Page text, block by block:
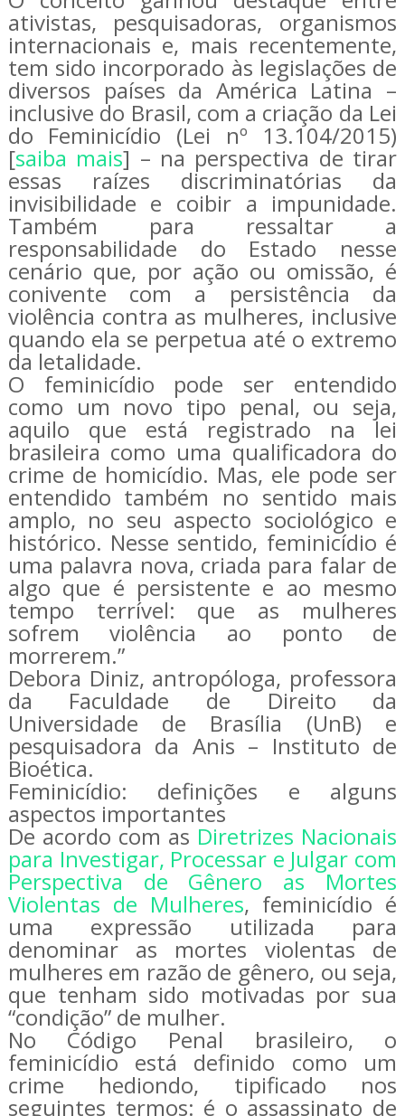
ativistas, pesquisadoras, organismos
internacionais e, mais recentemente,
tem sido incorporado às legislações de
diversos países da América Latina –
inclusive do Brasil, com a criação da Lei
do Feminicídio (Lei nº 13.104/2015)
[saiba mais] – na perspectiva de tirar
essas raízes discriminatórias da
invisibilidade e coibir a impunidade.
Também para ressaltar a
responsabilidade do Estado nesse
cenário que, por ação ou omissão, é
conivente com a persistência da
violência contra as mulheres, inclusive
quando ela se perpetua até o extremo
da letalidade.
O feminicídio pode ser entendido
como um novo tipo penal, ou seja,
aquilo que está registrado na lei
brasileira como uma qualificadora do
crime de homicídio. Mas, ele pode ser
entendido também no sentido mais
amplo, no seu aspecto sociológico e
histórico. Nesse sentido, feminicídio é
uma palavra nova, criada para falar de
algo que é persistente e ao mesmo
tempo terrível: que as mulheres
sofrem violência ao ponto de
morrerem.”
Debora Diniz, antropóloga, professora
da Faculdade de Direito da
Universidade de Brasília (UnB) e
pesquisadora da Anis – Instituto de
Bioética.
Feminicídio: definições e alguns
aspectos importantes
De acordo com as Diretrizes Nacionais
para Investigar, Processar e Julgar com
Perspectiva de Gênero as Mortes
Violentas de Mulheres, feminicídio é
uma expressão utilizada para
denominar as mortes violentas de
mulheres em razão de gênero, ou seja,
que tenham sido motivadas por sua
“condição” de mulher.
No Código Penal brasileiro, o
feminicídio está definido como um
crime hediondo, tipificado nos
seguintes termos: é o assassinato de